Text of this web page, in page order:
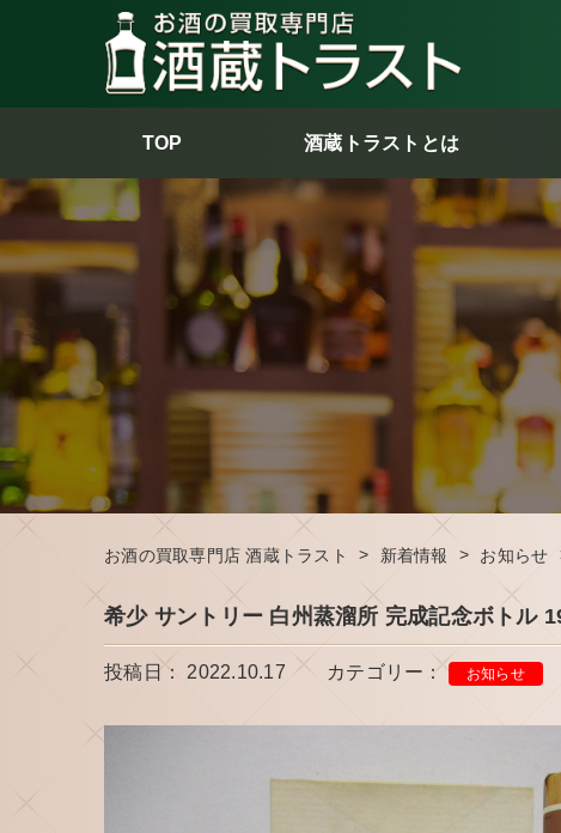
TOP 酒蔵トラストとは
お酒の買取専門店 酒蔵トラスト > 新着情報 > お知らせ
希少 サントリー 白州蒸溜所 完成記念ボトル
投稿日： 2022.10.17 カテゴリー： お知らせ